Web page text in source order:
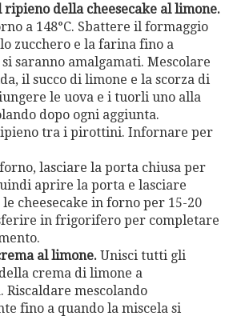
della cheesecake al limone.
a 148°C. Sbattere il formaggio
zucchero e la farina fino a
saranno amalgamati. Mescolare
il succo di limone e la scorza di
le uova e i tuorli uno alla
dopo ogni aggiunta.
tra i pirottini. Infornare per
lasciare la porta chiusa per
aprire la porta e lasciare
cheesecake in forno per 15-20
in frigorifero per completare
al limone. Unisci tutti gli
crema di limone a
Riscaldare mescolando
fino a quando la miscela si